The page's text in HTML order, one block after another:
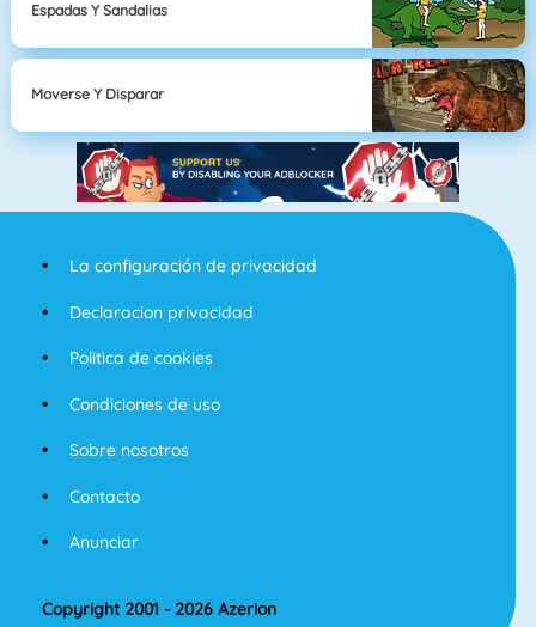
Espadas Y Sandalias
Moverse Y Disparar
La configuración de privacidad
Declaracion privacidad
Politica de cookies
Condiciones de uso
Sobre nosotros
Contacto
Anunciar
Copyright 2001 - 2026 Azerion